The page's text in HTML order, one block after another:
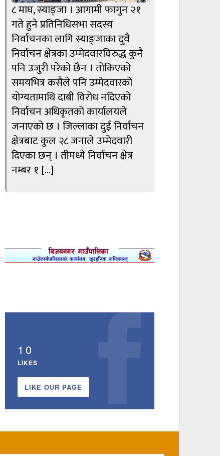
८ माघ, स्याङ्जा । आगामी फागुन २१
गते हुने प्रतिनिधिसभा सदस्य
निर्वाचनका लागि स्याङ्जाका दुवै
निर्वाचन क्षेत्रका उम्मेदवारविरुद्ध कुनै
पनि उजुरी परेको छैन । तोकिएको
समयभित्र कसैले पनि उम्मेदवारको
योग्यतामाथि दाबी विरोध नदिएको
निर्वाचन अधिकृतको कार्यालयले
जनाएको छ । जिल्लाका दुई निर्वाचन
क्षेत्रबाट कुल २८ जनाले उम्मेदवारी
दिएका छन् । तीमध्ये निर्वाचन क्षेत्र
नम्बर १ […]
10
LIKES
LIKE OUR PAGE